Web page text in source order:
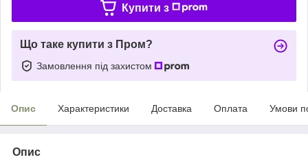
Купити з
Що таке купити з Пром?
Замовлення під захистом
Опис Характеристики Доставка Оплата Умови
Опис